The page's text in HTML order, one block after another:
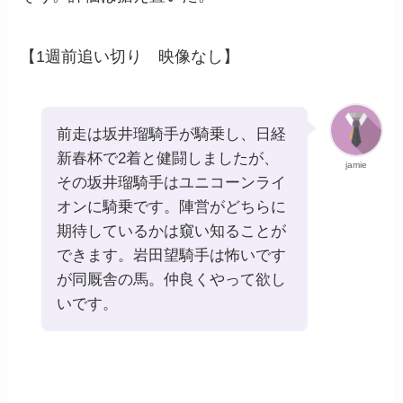
【1週前追い切り 映像なし】
jamie
前走は坂井瑠騎手が騎乗し、日経
新春杯で2着と健闘しましたが、
その坂井瑠騎手はユニコーンライ
オンに騎乗です。陣営がどちらに
期待しているかは窺い知ることが
できます。岩田望騎手は怖いです
が同厩舎の馬。仲良くやって欲し
いです。